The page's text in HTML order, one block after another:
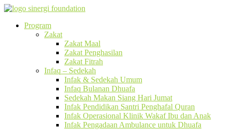
Program
Zakat
Zakat Maal
Zakat Penghasilan
Zakat Fitrah
Infaq – Sedekah
Infak & Sedekah Umum
Infaq Bulanan Dhuafa
Sedekah Makan Siang Hari Jumat
Infak Pendidikan Santri Penghafal Quran
Infak Operasional Klinik Wakaf Ibu dan Anak
Infak Pengadaan Ambulance untuk Dhuafa